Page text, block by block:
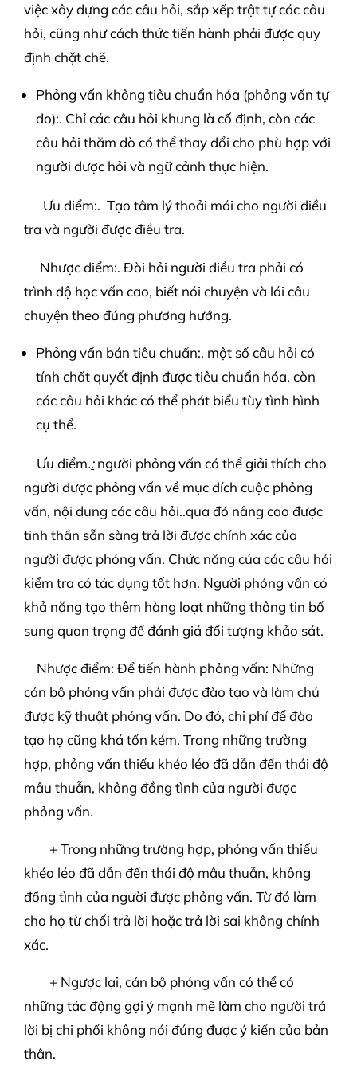
việc xây dựng các câu hỏi, sắp xếp trật tự các câu
hỏi, cũng như cách thức tiến hành phải được quy
định chặt chẽ.
Phỏng vấn không tiêu chuẩn hóa (phỏng vấn tự
do):. Chỉ các câu hỏi khung là cố định, còn các
câu hỏi thăm dò có thể thay đổi cho phù hợp với
người được hỏi và ngữ cảnh thực hiện.
Ưu điểm:. Tạo tâm lý thoải mái cho người điều
tra và người được điều tra.
Nhược điểm:. Đòi hỏi người điều tra phải có
trình độ học vấn cao, biết nói chuyện và lái câu
chuyện theo đúng phương hướng.
Phỏng vấn bán tiêu chuẩn:. một số câu hỏi có
tính chất quyết định được tiêu chuẩn hóa, còn
các câu hỏi khác có thể phát biểu tùy tình hình
cụ thể.
Ưu điểm.:người phỏng vấn có thể giải thích cho
người được phỏng vấn về mục đích cuộc phỏng
vấn, nội dung các câu hỏi..qua đó nâng cao được
tinh thần sẵn sàng trả lời được chính xác của
người được phỏng vấn. Chức năng của các câu hỏi
kiểm tra có tác dụng tốt hơn. Người phỏng vấn có
khả năng tạo thêm hàng loạt những thông tin bổ
sung quan trọng để đánh giá đối tượng khảo sát.
Nhược điểm: Để tiến hành phỏng vấn: Những
cán bộ phỏng vấn phải được đào tạo và làm chủ
được kỹ thuật phỏng vấn. Do đó, chi phí để đào
tạo họ cũng khá tốn kém. Trong những trường
hợp, phỏng vấn thiếu khéo léo đã dẫn đến thái độ
mâu thuẫn, không đồng tình của người được
phỏng vấn.
+ Trong những trường hợp, phỏng vấn thiếu
khéo léo đã dẫn đến thái độ mâu thuẫn, không
đồng tình của người được phỏng vấn. Từ đó làm
cho họ từ chối trả lời hoặc trả lời sai không chính
xác.
+ Ngược lại, cán bộ phỏng vấn có thể có
những tác động gợi ý mạnh mẽ làm cho người trả
lời bị chi phối không nói đúng được ý kiến của bản
thân.